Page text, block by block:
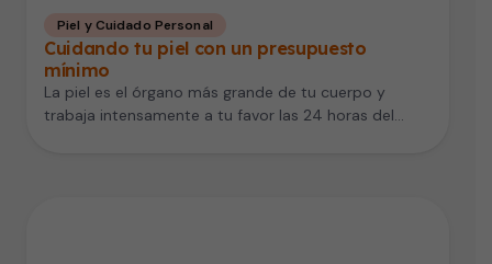
Piel y Cuidado Personal
Cuidando tu piel con un presupuesto
mínimo
La piel es el órgano más grande de tu cuerpo y
trabaja intensamente a tu favor las 24 horas del…